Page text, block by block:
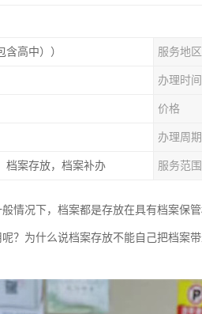
含高中）） 服务地区
办理时间
价格
办理周期
档案存放，档案补办 服务范围
情况下，档案都是存放在具有档案保
？为什么说档案存放不能自己把档案